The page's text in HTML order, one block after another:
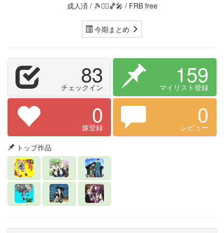
成人済 / 🎾🏊‍♂️🏀🎤 / FRB free
今期まとめ
83
チェックイン 159
マイリスト登録
0
嫁登録 0
レビュー
トップ作品